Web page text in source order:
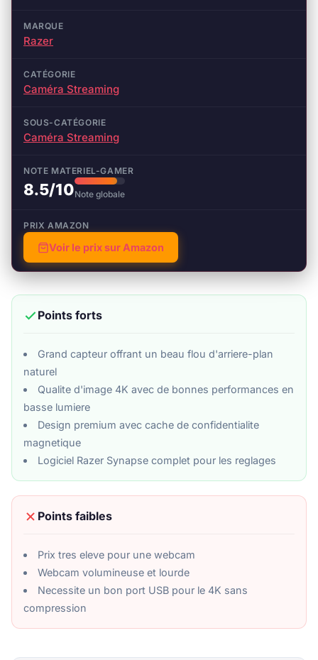
MARQUE
Razer
CATÉGORIE
Caméra Streaming
SOUS-CATÉGORIE
Caméra Streaming
NOTE MATERIEL-GAMER
8.5/10Note globale
PRIX AMAZON
Voir le prix sur Amazon
Points forts
Grand capteur offrant un beau flou d'arriere-plan
naturel
Qualite d'image 4K avec de bonnes performances en
basse lumiere
Design premium avec cache de confidentialite
magnetique
Logiciel Razer Synapse complet pour les reglages
Points faibles
Prix tres eleve pour une webcam
Webcam volumineuse et lourde
Necessite un bon port USB pour le 4K sans
compression